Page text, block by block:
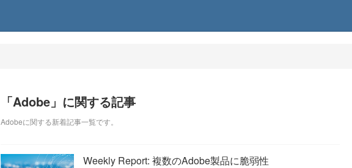
「Adobe」に関する記事
Adobeに関する新着記事一覧です。
Weekly Report: 複数のAdobe製品に脆弱性